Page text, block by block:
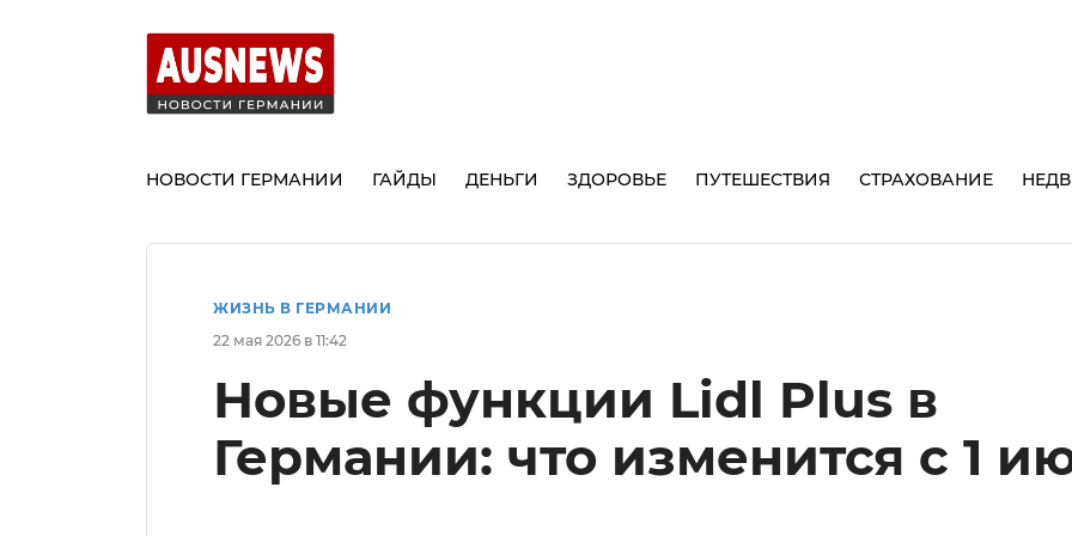
НОВОСТИ ГЕРМАНИИ ГАЙДЫ ДЕНЬГИ ЗДОРОВЬЕ ПУТЕШЕСТВИЯ СТРАХОВАНИЕ
ЖИЗНЬ В ГЕРМАНИИ
22 мая 2026 в 11:42
Новые функции Lidl Plus в
Германии: что изменится с 1